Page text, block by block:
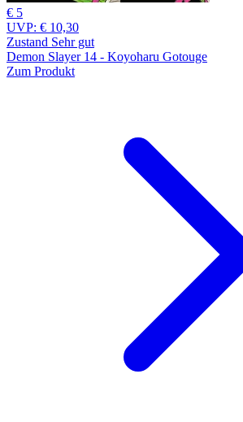
€ 5
UVP: € 10,30
Zustand Sehr gut
Demon Slayer 14 - Koyoharu Gotouge
Zum Produkt